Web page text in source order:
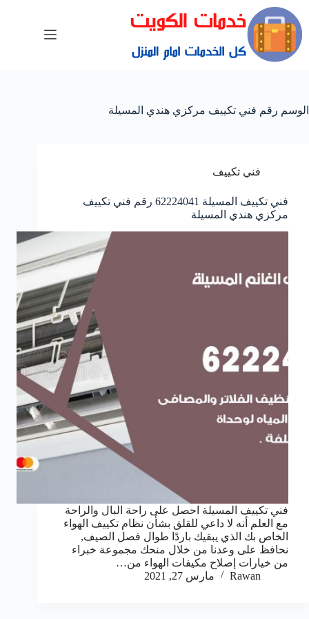
الوسم رقم فني تكييف مركزي هندي المسيلة
فني تكييف
فني تكييف المسيلة 62224041 رقم فني تكييف
مركزي هندي المسيلة
فني تكييف المسيلة احصل على راحة البال والراحة
مع العلم أنه لا داعي للقلق بشأن نظام تكييف الهواء
الخاص بك الذي يبقيك باردًا طوال فصل الصيف,
نحافظ على وعدنا من خلال منحك مجموعة خبراء
من خيارات إصلاح مكيفات الهواء من…
Rawan
مارس 27, 2021